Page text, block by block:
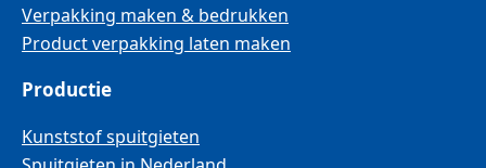
Verpakking maken & bedrukken
Product verpakking laten maken
Productie
Kunststof spuitgieten